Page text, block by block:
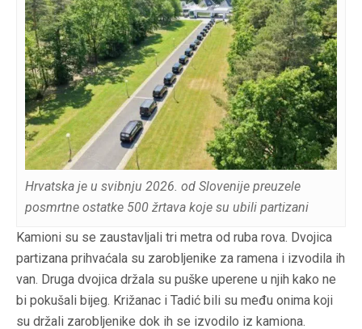
Hrvatska je u svibnju 2026. od Slovenije preuzele
posmrtne ostatke 500 žrtava koje su ubili partizani
Kamioni su se zaustavljali tri metra od ruba rova. Dvojica
partizana prihvaćala su zarobljenike za ramena i izvodila ih
van. Druga dvojica držala su puške uperene u njih kako ne
bi pokušali bijeg. Križanac i Tadić bili su među onima koji
su držali zarobljenike dok ih se izvodilo iz kamiona.